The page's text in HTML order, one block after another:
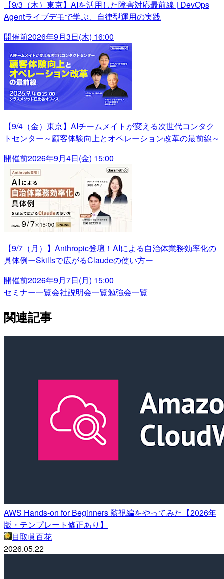
【9/3（木）東京】AIを活用した障害対応最前線 | DevOps
Agentライブデモで学ぶ、自律型運用の実践
開催前2026年9月3日(木) 16:00
【9/4（金）東京】AIチームメイトが変える次世代コンタク
トセンター～顧客体験向上とオペレーション改革の最前線～
開催前2026年9月4日(金) 15:00
【9/7（月）】Anthropic登壇！AIによる自治体業務効率化の
具体例ーSkillsで広がるClaudeの使い方ー
開催前2026年9月7日(月) 15:00
セミナー一覧会社説明会一覧勉強会一覧
関連記事
AWS Hands-on for Beginners 監視編をやってみた【2026年
版・テンプレート修正あり】
目取眞百花
2026.05.22